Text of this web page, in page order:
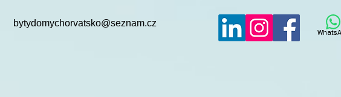
bytydomychorvatsko@seznam.cz